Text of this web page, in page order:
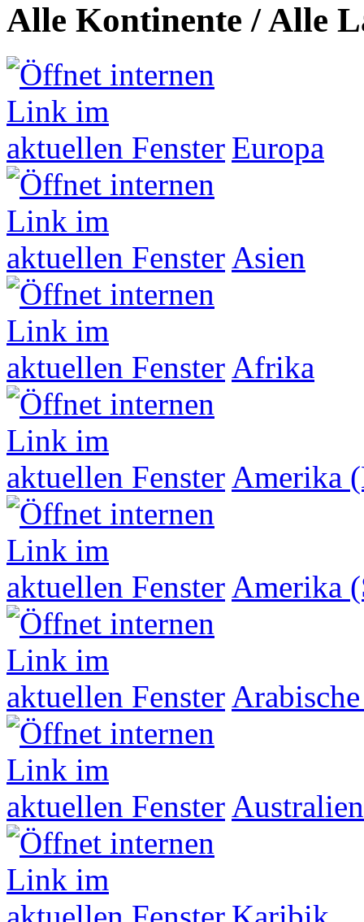
Alle Kontinente / Alle
Europa
Asien
Afrika
Amerika
Amerika
Australien